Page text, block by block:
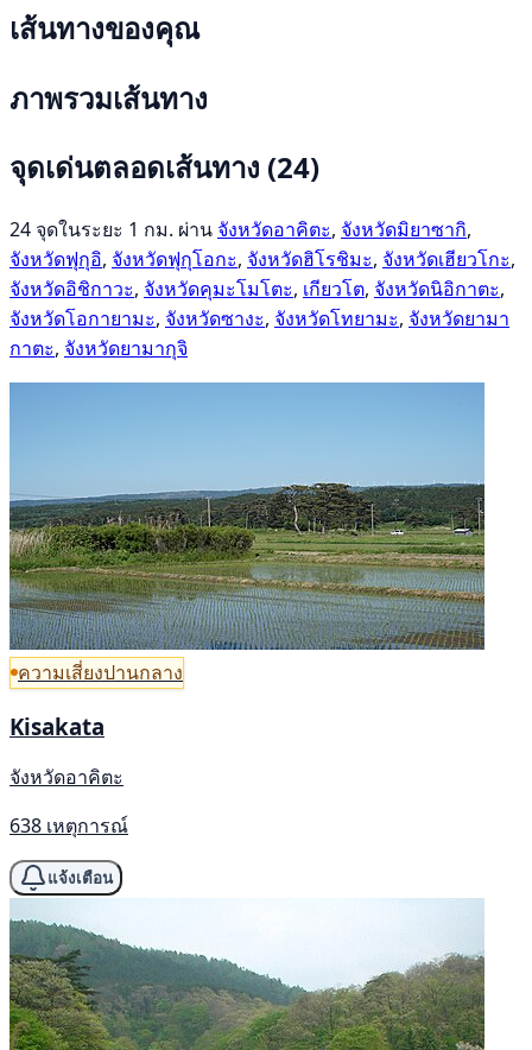
เส้นทางของคุณ
ภาพรวมเส้นทาง
จุดเด่นตลอดเส้นทาง (24)
24 จุดในระยะ 1 กม. ผ่าน จังหวัดอาคิตะ, จังหวัดมิยาซากิ,
จังหวัดฟุกุอิ, จังหวัดฟุกุโอกะ, จังหวัดฮิโรชิมะ, จังหวัดเฮียวโกะ,
จังหวัดอิชิกาวะ, จังหวัดคุมะโมโตะ, เกียวโต, จังหวัดนิอิกาตะ,
จังหวัดโอกายามะ, จังหวัดซางะ, จังหวัดโทยามะ, จังหวัดยามา
กาตะ, จังหวัดยามากุจิ
ความเสี่ยงปานกลาง
Kisakata
จังหวัดอาคิตะ
638 เหตุการณ์
แจ้งเตือน